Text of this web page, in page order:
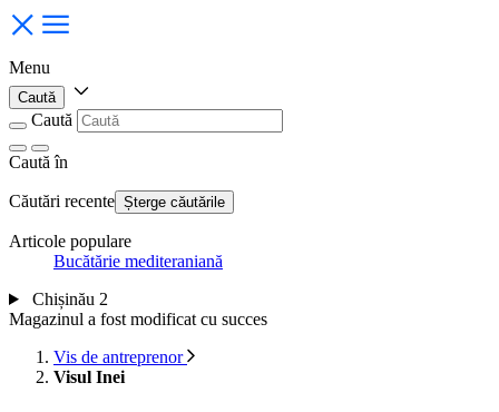
Menu
Caută
Caută
Caută în
Căutări recente Șterge căutările
Articole populare
Bucătărie mediteraniană
Chișinău 2
Magazinul a fost modificat cu succes
Vis de antreprenor
Visul Inei